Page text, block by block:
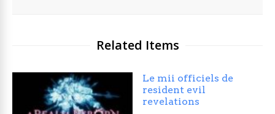
Related Items
Le mii officiels de
resident evil
revelations